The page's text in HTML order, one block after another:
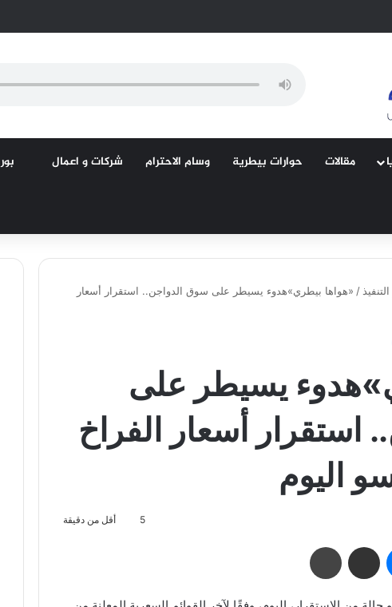
مقالات حوارات بيطرية وسام الاحترام شركات و اعمال
/ «هواها بيطري»هدوء يسيطر على سوق الدواجن.. استقرار أسعار
يسيطر على
أسعار الفراخ
اليوم
5 أقل من دقيقة
ماسنجر مشاركة عبر البريد